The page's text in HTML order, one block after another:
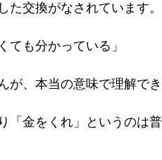
交換がなされています。
ても分かっている」
が、本当の意味で理解で
金をくれ」というのは